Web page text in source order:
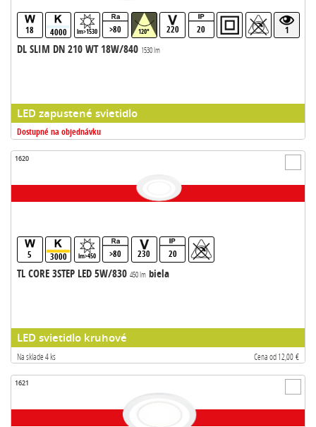
18 4000 lm>1530 >80 120° 220 20 1
DL SLIM DN 210 WT 18W/840 1530 lm
LED zapustené svietidlo
Dostupné na objednávku
1620
5 3000 lm>450 >80 230 20
TL CORE 3STEP LED 5W/830 450 lmbiela
LED svietidlo kruhové
Na sklade 4 ks Cena od 12,00 €
1621